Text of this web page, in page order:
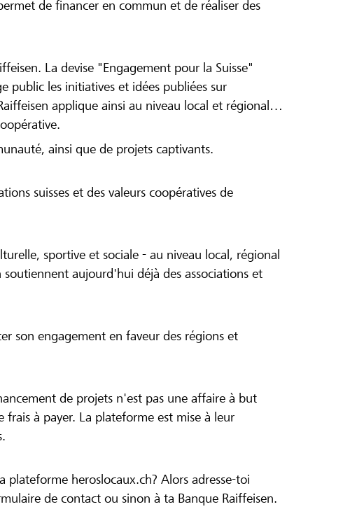
de financer en commun et de réaliser des
La devise "Engagement pour la Suisse"
public les initiatives et idées publiées sur
applique ainsi au niveau local et régional
ainsi que de projets captivants.
suisses et des valeurs coopératives de
sportive et sociale - au niveau local, régional
aujourd'hui déjà des associations et
son engagement en faveur des régions et
de projets n'est pas une affaire à but
à payer. La plateforme est mise à leur
plateforme heroslocaux.ch? Alors adresse-toi
de contact ou sinon à ta Banque Raiffeisen.